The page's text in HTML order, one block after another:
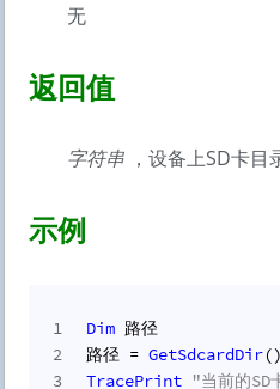
无
返回值
字符串 ，设备上SD卡目
示例
1
2
3
Dim 路径
路径 = GetSdcardDir()
TracePrint "当前的